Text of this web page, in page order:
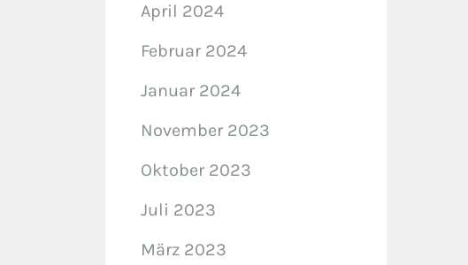
April 2024
Februar 2024
Januar 2024
November 2023
Oktober 2023
Juli 2023
März 2023